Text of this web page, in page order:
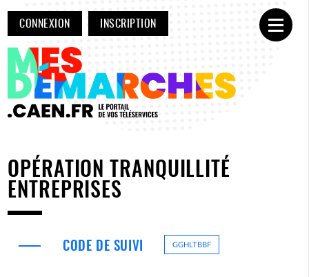
CONNEXION INSCRIPTION
Ouvrir
OPÉRATION TRANQUILLITÉ
ENTREPRISES
CODE DE SUIVI GGHLTBBF